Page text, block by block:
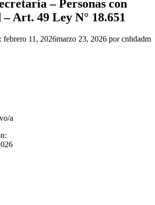
– Personas con
Art. 49 Ley N° 18.651
febrero 11, 2026marzo 23, 2026 porcnhdadm
a